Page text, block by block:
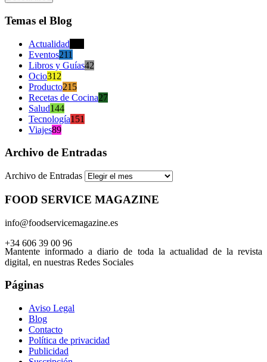
Temas el Blog
Actualidad
Eventos211
Libros y Guías42
Ocio312
Producto215
Recetas de Cocina27
Salud144
Tecnología151
Viajes89
Archivo de Entradas
Archivo de Entradas
FOOD SERVICE MAGAZINE
info@foodservicemagazine.es
+34 606 39 00 96
Mantente informado a diario de toda la actualidad de la revista
digital, en nuestras Redes Sociales
Páginas
Aviso Legal
Blog
Contacto
Política de privacidad
Publicidad